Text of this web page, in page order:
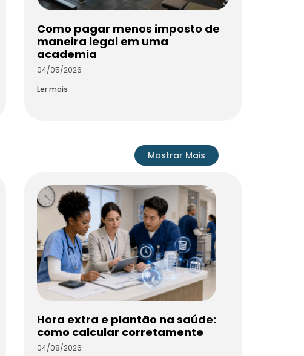
Como pagar menos imposto de
maneira legal em uma
academia
04/05/2026
Ler mais
Mostrar Mais
Hora extra e plantão na saúde:
como calcular corretamente
04/08/2026